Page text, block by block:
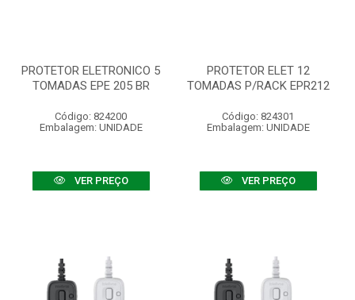
PROTETOR ELETRONICO 5
TOMADAS EPE 205 BR
Código: 824200
Embalagem: UNIDADE
VER PREÇO
PROTETOR ELET 12
TOMADAS P/RACK EPR212
Código: 824301
Embalagem: UNIDADE
VER PREÇO